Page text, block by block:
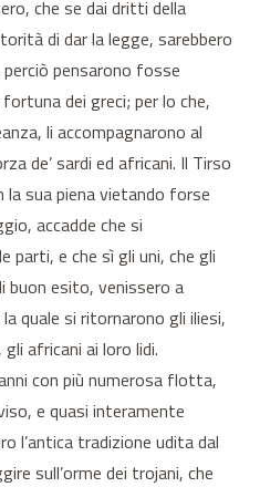
che se dai dritti della
di dar la legge, sarebbero
pensarono fosse
dei greci; per lo che,
li accompagnarono al
de’ sardi ed africani. Il Tirso
la sua piena vietando forse
accadde che si
parti, e che sì gli uni, che gli
buon esito, venissero a
quale si ritornarono gli iliesi,
africani ai loro lidi.
con più numerosa flotta,
e quasi interamente
l’antica tradizione udita dal
sull’orme dei trojani, che